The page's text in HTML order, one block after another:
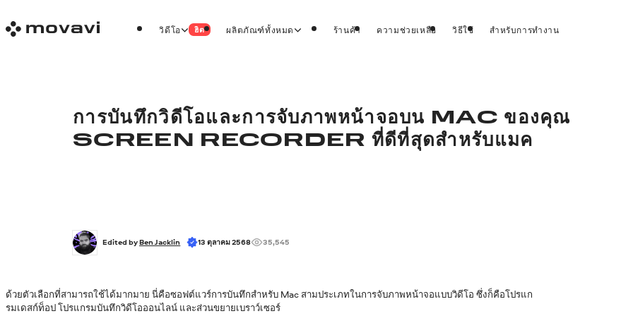
วิดีโอ ฮิต ผลิตภัณฑ์ทั้งหมด ร้านค้า ความช่วยเหลือ วิธีใช้ สำหรับการทำงาน
การบันทึกวิดีโอและการจับภาพหน้าจอบน MAC ของคุณ
SCREEN RECORDER ที่ดีที่สุดสำหรับแมค
Edited by Ben Jacklin 13 ตุลาคม 2568 35,545
ด้วยตัวเลือกที่สามารถใช้ได้มากมาย นี่คือซอฟต์แวร์การบันทึกสำหรับ Mac สามประเภทในการจับภาพหน้าจอแบบวิดีโอ ซึ่งก็คือโปรแก
รมเดสก์ท็อป โปรแกรมบันทึกวิดีโอออนไลน์ และส่วนขยายเบราว์เซอร์